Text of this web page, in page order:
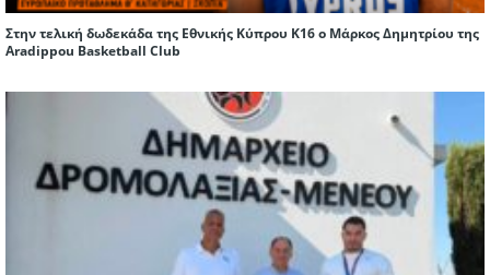
Στην τελική δωδεκάδα της Εθνικής Κύπρου Κ16 ο Μάρκος Δημητρίου της
Aradippou Basketball Club